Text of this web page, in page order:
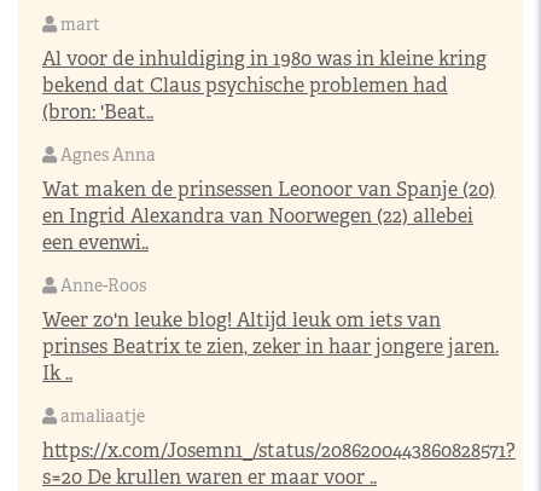
mart
Al voor de inhuldiging in 1980 was in kleine kring
bekend dat Claus psychische problemen had
(bron: 'Beat..
Agnes Anna
Wat maken de prinsessen Leonoor van Spanje (20)
en Ingrid Alexandra van Noorwegen (22) allebei
een evenwi..
Anne-Roos
Weer zo'n leuke blog! Altijd leuk om iets van
prinses Beatrix te zien, zeker in haar jongere jaren.
Ik ..
amaliaatje
https://x.com/Josemn1_/status/2086200443860828571?
s=20 De krullen waren er maar voor ..